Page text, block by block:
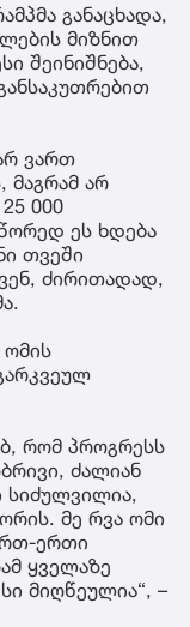
განაცხადა,
მიზნით
შეინიშნება,
ვართ
მაგრამ არ
000
ეს ხდება
თვეში
ძირითადად,
ომის
რომ პროგრესს
ძალიან
სიძულვილია,
მე რვა ომი
ერთი
ყველაზე
მიღწეულია“, –